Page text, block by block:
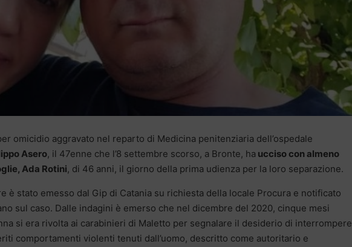
omicidio aggravato nel reparto di Medicina penitenziaria dell’ospedale
Asero, il 47enne che l’8 settembre scorso, a Bronte, ha ucciso con almeno
Ada Rotini, di 46 anni, il giorno della prima udienza per la loro separazione.
è stato emesso dal Gip di Catania su richiesta della locale Procura e notificato
sul caso. Dalle indagini è emerso che nel dicembre del 2020, cinque mesi
si era rivolta ai carabinieri di Maletto per segnalare il desiderio di interrompere
comportamenti violenti tenuti dall’uomo, descritto come autoritario e